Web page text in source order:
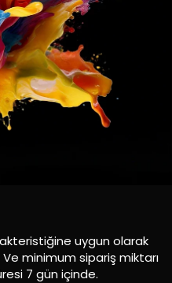
uygun olarak
minimum sipariş miktarı
7 gün içinde.